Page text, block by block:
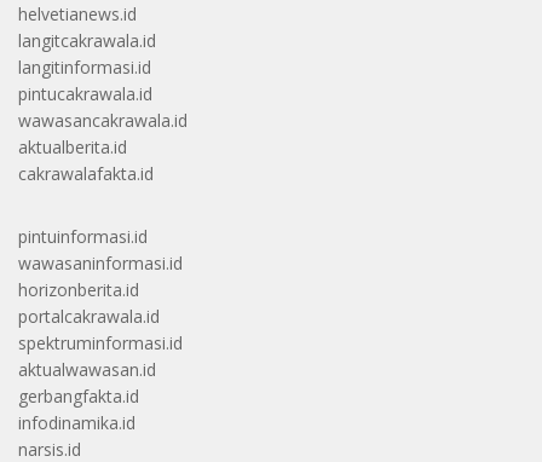
helvetianews.id
langitcakrawala.id
langitinformasi.id
pintucakrawala.id
wawasancakrawala.id
aktualberita.id
cakrawalafakta.id
pintuinformasi.id
wawasaninformasi.id
horizonberita.id
portalcakrawala.id
spektruminformasi.id
aktualwawasan.id
gerbangfakta.id
infodinamika.id
narsis.id